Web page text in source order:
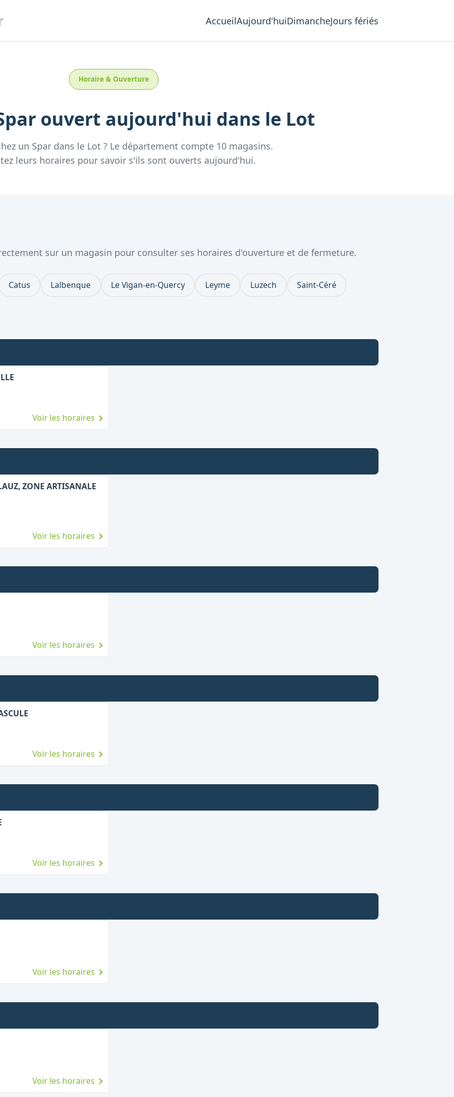
AccueilAujourd'huiDimancheJours fériés
Horaire & Ouverture
ouvert aujourd'hui dans le Lot
un Spar dans le Lot ? Le département compte 10 magasins.
leurs horaires pour savoir s'ils sont ouverts aujourd'hui.
sur un magasin pour consulter ses horaires d'ouverture et de fermeture.
Catus Lalbenque Le Vigan-en-Quercy Leyme Luzech Saint-Céré
Voir les horaires
ZONE ARTISANALE
Voir les horaires
Voir les horaires
Voir les horaires
Voir les horaires
Voir les horaires
Voir les horaires